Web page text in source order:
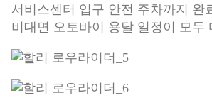
서비스센터 입구 안전 주차까지 완
비대면 오토바이 용달 일정이 모두